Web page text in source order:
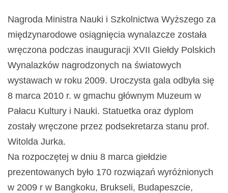
Nagroda Ministra Nauki i Szkolnictwa Wyższego za
międzynarodowe osiągnięcia wynalazcze została
wręczona podczas inauguracji XVII Giełdy Polskich
Wynalazków nagrodzonych na światowych
wystawach w roku 2009. Uroczysta gala odbyła się
8 marca 2010 r. w gmachu głównym Muzeum w
Pałacu Kultury i Nauki. Statuetka oraz dyplom
zostały wręczone przez podsekretarza stanu prof.
Witolda Jurka.
Na rozpoczętej w dniu 8 marca giełdzie
prezentowanych było 170 rozwiązań wyróżnionych
w 2009 r w Bangkoku, Brukseli, Budapeszcie,